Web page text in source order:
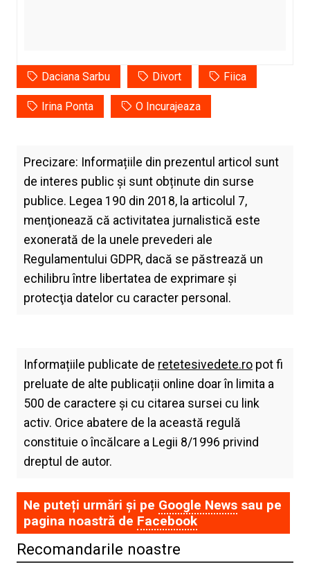
Daciana Sarbu Divort Fiica
Irina Ponta O Incurajeaza
Precizare: Informațiile din prezentul articol sunt
de interes public și sunt obținute din surse
publice. Legea 190 din 2018, la articolul 7,
menţionează că activitatea jurnalistică este
exonerată de la unele prevederi ale
Regulamentului GDPR, dacă se păstrează un
echilibru între libertatea de exprimare şi
protecţia datelor cu caracter personal.
Informațiile publicate de retetesivedete.ropot fi
preluate de alte publicații online doar în limita a
500 de caractere și cu citarea sursei cu link
activ. Orice abatere de la această regulă
constituie o încălcare a Legii 8/1996 privind
dreptul de autor.
Ne puteți urmări și pe Google Newssau pe
pagina noastră de Facebook
Recomandarile noastre